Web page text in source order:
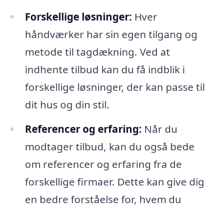
Forskellige løsninger: Hver
håndværker har sin egen tilgang og
metode til tagdækning. Ved at
indhente tilbud kan du få indblik i
forskellige løsninger, der kan passe til
dit hus og din stil.
Referencer og erfaring: Når du
modtager tilbud, kan du også bede
om referencer og erfaring fra de
forskellige firmaer. Dette kan give dig
en bedre forståelse for, hvem du